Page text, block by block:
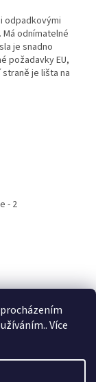
Více
odpadkovými
Má odnímatelné
je snadno
požadavky EU,
straně je lišta na
- 2